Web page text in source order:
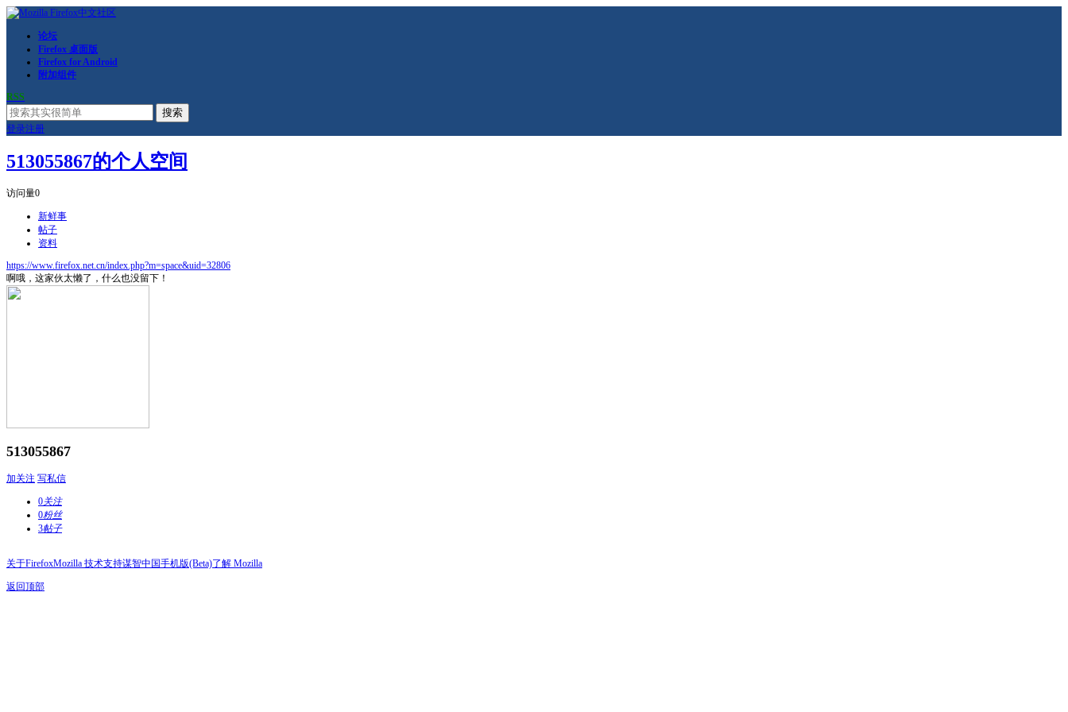
论坛
Firefox 桌面版
Firefox for Android
附加组件
RSS
搜索
登录注册
513055867的个人空间
访问量0
新鲜事
帖子
资料
https://www.firefox.net.cn/index.php?m=space&uid=32806
啊哦，这家伙太懒了，什么也没留下！
513055867
加关注 写私信
0关注
0粉丝
3帖子
关于FirefoxMozilla 技术支持谋智中国手机版(Beta)了解 Mozilla
返回顶部